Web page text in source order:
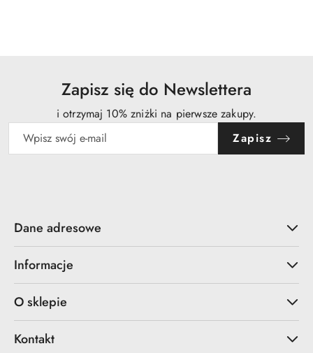
Zapisz się do Newslettera
i otrzymaj 10% zniżki na pierwsze zakupy.
Zapisz
Dane adresowe
Informacje
O sklepie
Kontakt